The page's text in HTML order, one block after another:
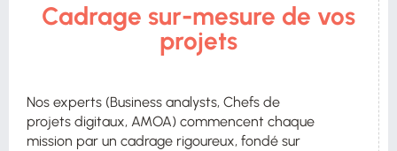
Cadrage sur-mesure de vos
projets
Nos experts (Business analysts, Chefs de
projets digitaux, AMOA) commencent chaque
mission par un cadrage rigoureux, fondé sur